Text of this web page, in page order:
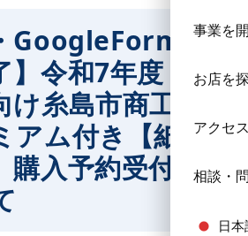
事業を
お店を
アクセ
相談・
日
GoogleForm
】令和7年度
け糸島市商工
アム付き【紙
購入予約受付